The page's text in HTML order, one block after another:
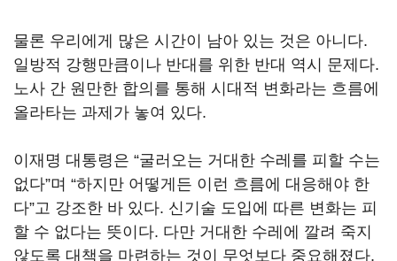
물론 우리에게 많은 시간이 남아 있는 것은 아니다.
일방적 강행만큼이나 반대를 위한 반대 역시 문제다.
노사 간 원만한 합의를 통해 시대적 변화라는 흐름에
올라타는 과제가 놓여 있다.
이재명 대통령은 “굴러오는 거대한 수레를 피할 수는
없다”며 “하지만 어떻게든 이런 흐름에 대응해야 한
다”고 강조한 바 있다. 신기술 도입에 따른 변화는 피
할 수 없다는 뜻이다. 다만 거대한 수레에 깔려 죽지
않도록 대책을 마련하는 것이 무엇보다 중요해졌다.